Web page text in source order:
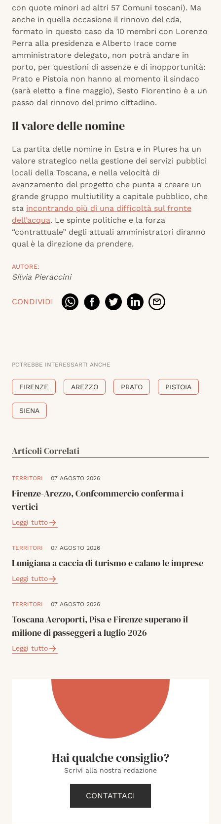
con quote minori ad altri 57 Comuni toscani). Ma
anche in quella occasione il rinnovo del cda,
formato in questo caso da 10 membri con Lorenzo
Perra alla presidenza e Alberto Irace come
amministratore delegato, non potrà andare in
porto, per questioni di assenze e di inopportunità:
Prato e Pistoia non hanno al momento il sindaco
(sarà eletto a fine maggio), Sesto Fiorentino è a un
passo dal rinnovo del primo cittadino.
Il valore delle nomine
La partita delle nomine in Estra e in Plures ha un
valore strategico nella gestione dei servizi pubblici
locali della Toscana, e nella velocità di
avanzamento del progetto che punta a creare un
grande gruppo multiutility a capitale pubblico, che
sta incontrando più di una difficoltà sul fronte
dell’acqua. Le spinte politiche e la forza
“contrattuale” degli attuali amministratori diranno
qual è la direzione da prendere.
AUTORE:
Silvia Pieraccini
CONDIVIDI
POTREBBE INTERESSARTI ANCHE
FIRENZE AREZZO PRATO PISTOIA
SIENA
Articoli Correlati
TERRITORI 07 AGOSTO 2026
Firenze-Arezzo, Confcommercio conferma i
vertici
Leggi tutto
TERRITORI 07 AGOSTO 2026
Lunigiana a caccia di turismo e calano le imprese
Leggi tutto
TERRITORI 07 AGOSTO 2026
Toscana Aeroporti, Pisa e Firenze superano il
milione di passeggeri a luglio 2026
Leggi tutto
Hai qualche consiglio?
Scrivi alla nostra redazione
CONTATTACI